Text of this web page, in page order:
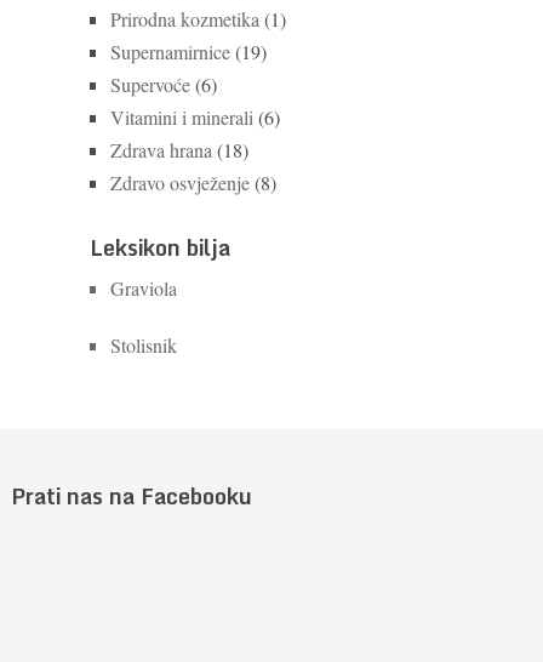
Prirodna kozmetika (1)
Supernamirnice(19)
Supervoće(6)
Vitamini i minerali (6)
Zdrava hrana (18)
Zdravo osvježenje(8)
Leksikon bilja
Graviola
Stolisnik
Prati nas na Facebooku